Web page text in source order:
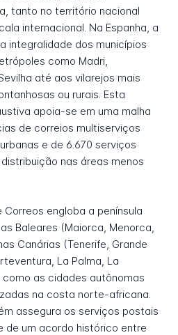
tanto no território nacional
internacional. Na Espanha, a
integralidade dos municípios
como Madri,
até aos vilarejos mais
ou rurais. Esta
apoia-se em uma malha
de correios multiserviços
e de 6.670 serviços
nas áreas menos
engloba a península
Baleares (Maiorca, Menorca,
Canárias (Tenerife, Grande
La Palma, La
como as cidades autônomas
na costa norte-africana.
assegura os serviços postais
de um acordo histórico entre